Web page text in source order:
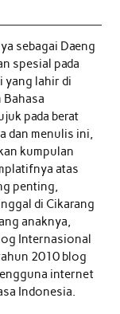
sebagai Daeng
spesial pada
yang lahir di
Bahasa
pada berat
dan menulis ini,
kumpulan
atas
penting,
di Cikarang
anaknya,
Internasional
2010 blog
internet
Indonesia.